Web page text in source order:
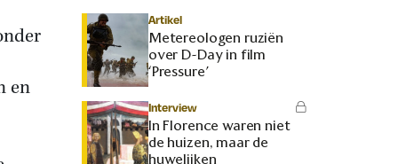
en
Artikel
Metereologen ruziën
over D-Day in film
‘Pressure’
Interview
In Florence waren niet
de huizen, maar de
huwelijken